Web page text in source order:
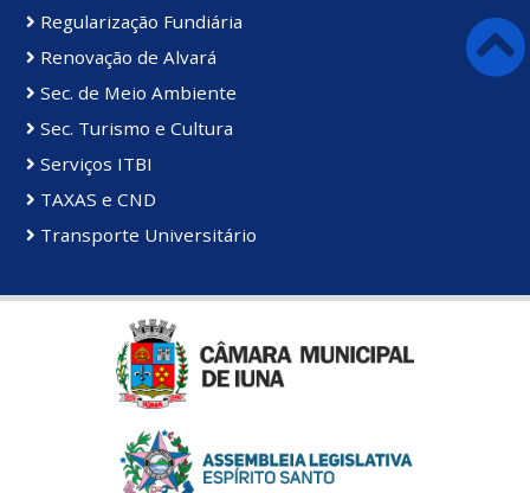
Regularização Fundiária
Renovação de Alvará
Sec. de Meio Ambiente
Sec. Turismo e Cultura
Serviços ITBI
TAXAS e CND
Transporte Universitário